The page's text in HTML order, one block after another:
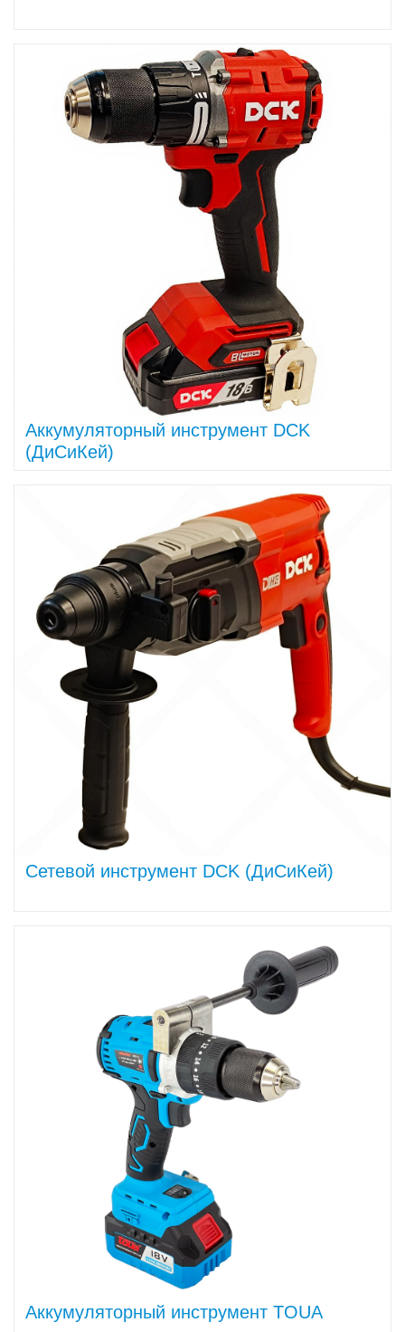
Аккумуляторный инструмент DCK
(ДиСиКей)
Сетевой инструмент DCK (ДиСиКей)
Аккумуляторный инструмент TOUA